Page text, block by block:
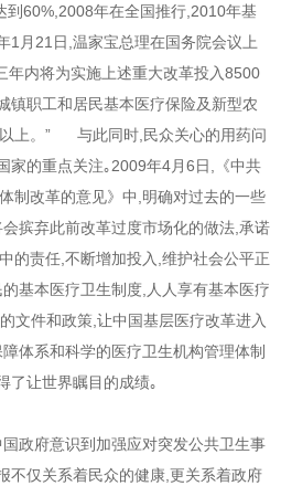
到60%,2008年在全国推行,2010年基
1月21日,温家宝总理在国务院会议上
年内将为实施上述重大改革投入8500
镇职工和居民基本医疗保险及新型农
上。” 与此同时,民众关心的用药问
家的重点关注｡2009年4月6日,《中共
制改革的意见》中,明确对过去的一些
摈弃此前改革过度市场化的做法,承诺
的责任,不断增加投入,维护社会公平正
基本医疗卫生制度,人人享有基本医疗
件和政策,让中国基层医疗改革进入
体系和科学的医疗卫生机构管理体制
了让世界瞩目的成绩｡
政府意识到加强应对突发公共卫生事
不仅关系着民众的健康,更关系着政府